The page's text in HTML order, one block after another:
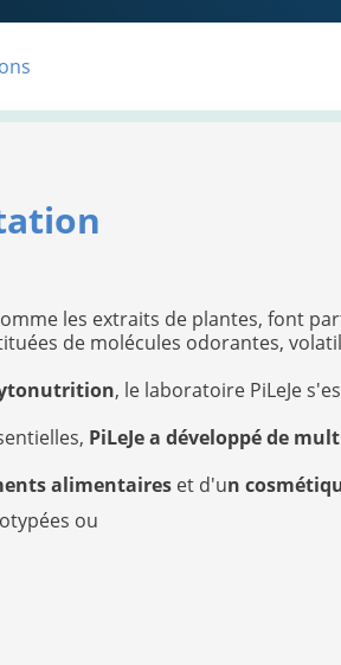
les extraits de plantes, font
de molécules odorantes,
, le laboratoire PiLeJe
PiLeJe a développé de
alimentaires et d'un
ou